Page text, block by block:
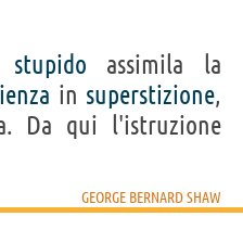
stupido assimila la
in superstizione,
Da qui l'istruzione
GEORGE BERNARD SHAW